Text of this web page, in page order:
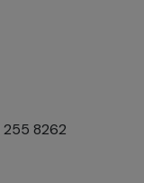
255 8262